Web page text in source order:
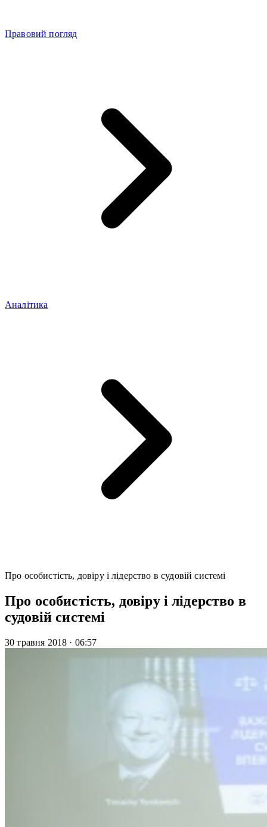
Правовий погляд
Аналітика
Про особистість, довіру і лідерство в судовій системі
Про особистість, довіру і лідерство в
судовій системі
30 травня 2018 · 06:57